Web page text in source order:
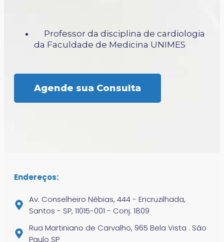
Professor da disciplina de cardiologia
da Faculdade de Medicina UNIMES
Agende sua Consulta
Endereços:
Av. Conselheiro Nébias, 444 - Encruzilhada,
Santos - SP, 11015-001 - Conj. 1809
Rua Martiniano de Carvalho, 965 Bela Vista . São
Paulo SP